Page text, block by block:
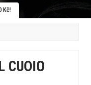
Kč!
CUOIO